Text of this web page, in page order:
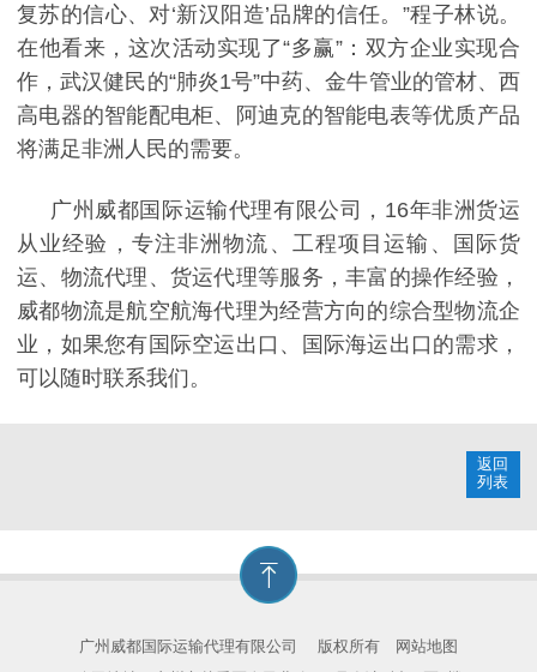
复苏的信心、对‘新汉阳造’品牌的信任。”程子林说。
在他看来，这次活动实现了“多赢”：双方企业实现合
作，武汉健民的“肺炎1号”中药、金牛管业的管材、西
高电器的智能配电柜、阿迪克的智能电表等优质产品
将满足非洲人民的需要。
广州威都国际运输代理有限公司，16年非洲货运
从业经验，专注非洲物流、工程项目运输、国际货
运、物流代理、货运代理等服务，丰富的操作经验，
威都物流是航空航海代理为经营方向的综合型物流企
业，如果您有国际空运出口、国际海运出口的需求，
可以随时联系我们。
返回
列表
广州威都国际运输代理有限公司 版权所有
网站地图